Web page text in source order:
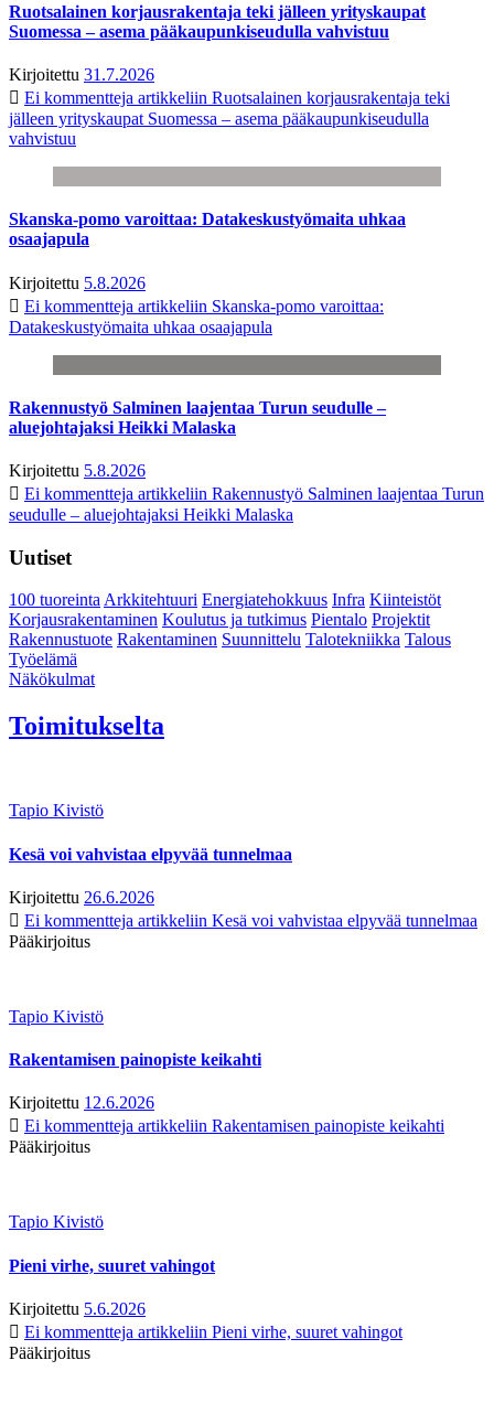
Ruotsalainen korjausrakentaja teki jälleen yrityskaupat
Suomessa – asema pääkaupunkiseudulla vahvistuu
Kirjoitettu 31.7.2026
Ei kommentteja artikkeliin Ruotsalainen korjausrakentaja teki
jälleen yrityskaupat Suomessa – asema pääkaupunkiseudulla
vahvistuu
Skanska-pomo varoittaa: Datakeskustyömaita uhkaa
osaajapula
Kirjoitettu 5.8.2026
Ei kommentteja artikkeliin Skanska-pomo varoittaa:
Datakeskustyömaita uhkaa osaajapula
Rakennustyö Salminen laajentaa Turun seudulle –
aluejohtajaksi Heikki Malaska
Kirjoitettu 5.8.2026
Ei kommentteja artikkeliin Rakennustyö Salminen laajentaa Turun
seudulle – aluejohtajaksi Heikki Malaska
Uutiset
100 tuoreintaArkkitehtuuri Energiatehokkuus Infra Kiinteistöt
Korjausrakentaminen Koulutus ja tutkimus Pientalo Projektit
Rakennustuote Rakentaminen Suunnittelu Talotekniikka Talous
Työelämä
Näkökulmat
Toimitukselta
Tapio Kivistö
Kesä voi vahvistaa elpyvää tunnelmaa
Kirjoitettu 26.6.2026
Ei kommentteja artikkeliin Kesä voi vahvistaa elpyvää tunnelmaa
Pääkirjoitus
Tapio Kivistö
Rakentamisen painopiste keikahti
Kirjoitettu 12.6.2026
Ei kommentteja artikkeliin Rakentamisen painopiste keikahti
Pääkirjoitus
Tapio Kivistö
Pieni virhe, suuret vahingot
Kirjoitettu 5.6.2026
Ei kommentteja artikkeliin Pieni virhe, suuret vahingot
Pääkirjoitus